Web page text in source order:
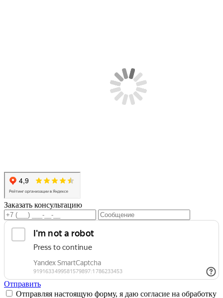
Заказать консультацию
Отправить
Отправляя настоящую форму, я даю согласие на обработку